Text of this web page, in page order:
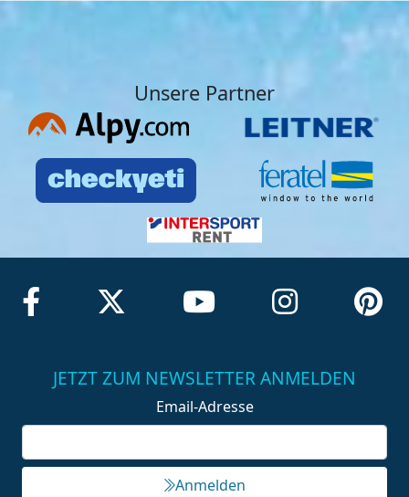
Unsere Partner
JETZT ZUM NEWSLETTER ANMELDEN
Email-Adresse
Anmelden